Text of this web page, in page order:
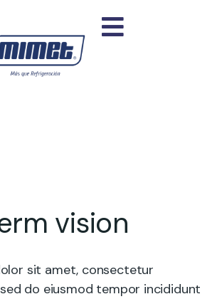
vision
sit amet, consectetur
do eiusmod tempor incididunt